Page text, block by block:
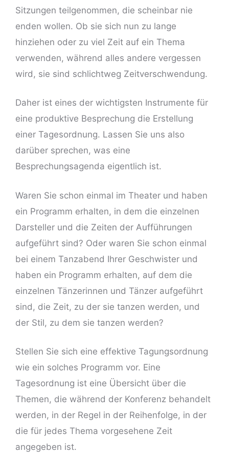
Sitzungen teilgenommen, die scheinbar nie
enden wollen. Ob sie sich nun zu lange
hinziehen oder zu viel Zeit auf ein Thema
verwenden, während alles andere vergessen
wird, sie sind schlichtweg Zeitverschwendung.
Daher ist eines der wichtigsten Instrumente für
eine produktive Besprechung die Erstellung
einer Tagesordnung. Lassen Sie uns also
darüber sprechen, was eine
Besprechungsagenda eigentlich ist.
Waren Sie schon einmal im Theater und haben
ein Programm erhalten, in dem die einzelnen
Darsteller und die Zeiten der Aufführungen
aufgeführt sind? Oder waren Sie schon einmal
bei einem Tanzabend Ihrer Geschwister und
haben ein Programm erhalten, auf dem die
einzelnen Tänzerinnen und Tänzer aufgeführt
sind, die Zeit, zu der sie tanzen werden, und
der Stil, zu dem sie tanzen werden?
Stellen Sie sich eine effektive Tagungsordnung
wie ein solches Programm vor. Eine
Tagesordnung ist eine Übersicht über die
Themen, die während der Konferenz behandelt
werden, in der Regel in der Reihenfolge, in der
die für jedes Thema vorgesehene Zeit
angegeben ist.